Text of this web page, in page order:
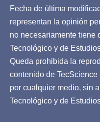
Fecha de última
representan la opinión
no necesariamente tiene
Tecnológico y de
Queda prohibida la
contenido de
por cualquier medio, sin
Tecnológico y de